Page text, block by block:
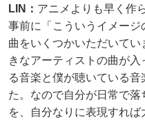
LIN： アニメよりも早く作
事前に「こういうイメー
曲をいくつかいただいて
きなアーティストの曲が
る音楽と僕が聴いている
た。なので自分が日常で
を、自分なりに表現すれ